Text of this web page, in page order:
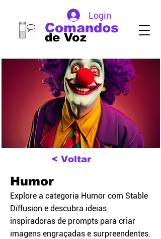
de Voz
Comandos
Login
< Voltar
Humor
Explore a categoria Humor com Stable
Diffusion e descubra ideias
inspiradoras de prompts para criar
imagens engraçadas e surpreendentes.